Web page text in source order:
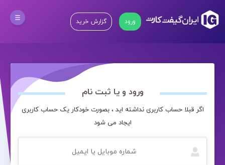
ورود گزارش خرید
ورود و یا ثبت نام
اگر قبلا حساب کاربری نداشته اید ، بصورت خودکار یک حساب کاربری
ایجاد می شود